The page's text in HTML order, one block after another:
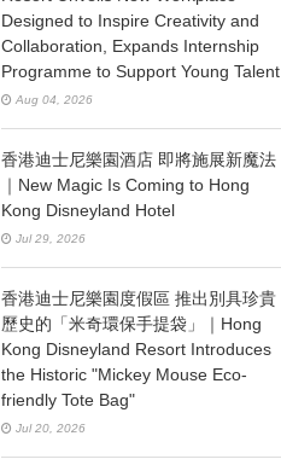
Designed to Inspire Creativity and
Collaboration, Expands Internship
Programme to Support Young Talent
Aug 04, 2026
香港迪士尼樂園酒店 即將施展新魔法
｜New Magic Is Coming to Hong
Kong Disneyland Hotel
Jul 29, 2026
香港迪士尼樂園度假區 推出別具珍貴
歷史的「米奇環保手提袋」｜Hong
Kong Disneyland Resort Introduces
the Historic "Mickey Mouse Eco-
friendly Tote Bag"
Jul 20, 2026